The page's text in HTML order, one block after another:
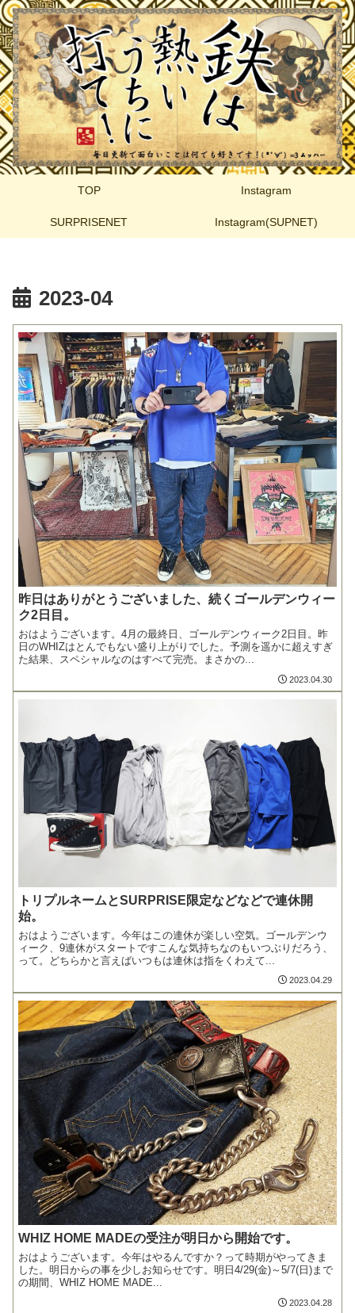
TOP Instagram
SURPRISENET Instagram(SUPNET)
2023-04
昨日はありがとうございました、続くゴールデンウィー
ク2日目。
おはようございます。4月の最終日、ゴールデンウィーク2日目。昨
日のWHIZはとんでもない盛り上がりでした。予測を遥かに超えすぎ
た結果、スペシャルなのはすべて完売。まさかの...
2023.04.30
トリプルネームとSURPRISE限定などなどで連休開
始。
おはようございます。今年はこの連休が楽しい空気。ゴールデンウ
ィーク、9連休がスタートですこんな気持ちなのもいつぶりだろう、
って。どちらかと言えばいつもは連休は指をくわえて...
2023.04.29
WHIZ HOME MADEの受注が明日から開始です。
おはようございます。今年はやるんですか？って時期がやってきま
した。明日からの事を少しお知らせです。明日4/29(金)～5/7(日)まで
の期間、WHIZ HOME MADE...
2023.04.28